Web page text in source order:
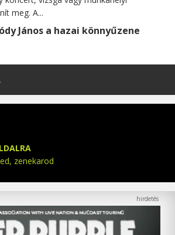
meg. A...
János a hazai könnyűzene
zenekarod